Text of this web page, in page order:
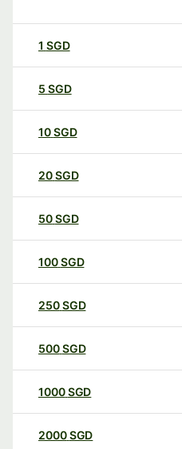
1 SGD
5 SGD
10SGD
20SGD
50SGD
100SGD
250SGD
500SGD
1000SGD
2000SGD